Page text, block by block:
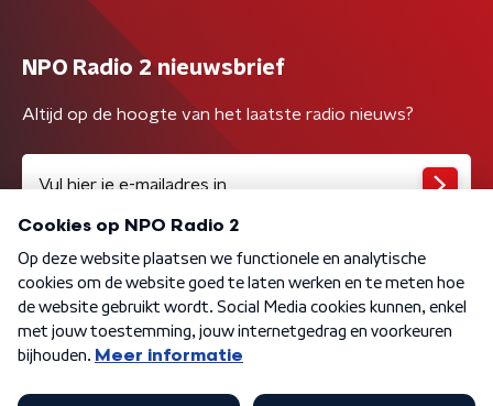
NPO Radio 2 nieuwsbrief
Altijd op de hoogte van het laatste radio nieuws?
Algemene voorwaarden